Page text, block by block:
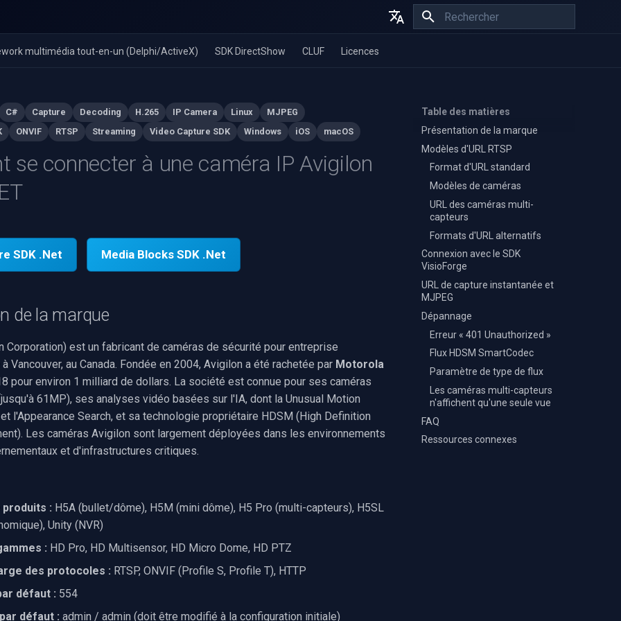
English
multimédia tout-en-un (Delphi/ActiveX) SDK DirectShow CLUF Licences
Table des matières
Présentation de la marque
Modèles d'URL RTSP
Format d'URL standard
Modèles de caméras
URL des caméras multi-
capteurs
Formats d'URL alternatifs
Connexion avec le SDK
VisioForge
URL de capture instantanée et
MJPEG
Dépannage
Erreur « 401 Unauthorized »
Flux HDSM SmartCodec
Paramètre de type de flux
Les caméras multi-capteurs
n'affichent qu'une seule vue
FAQ
Ressources connexes
C# Capture Decoding H.265 IP Camera Linux
MJPEG
ONVIF RTSP Streaming Video Capture SDK Windows iOS macOS
se connecter à une caméra IP Avigilon
SDK .Net Media Blocks SDK .Net
de la marque
Corporation) est un fabricant de caméras de sécurité pour entreprise
Vancouver, au Canada. Fondée en 2004, Avigilon a été rachetée par Motorola
pour environ 1 milliard de dollars. La société est connue pour ses caméras
61MP), ses analyses vidéo basées sur l'IA, dont la Unusual Motion
l'Appearance Search, et sa technologie propriétaire HDSM (High Definition
Les caméras Avigilon sont largement déployées dans les environnements
et d'infrastructures critiques.
produits : H5A (bullet/dôme), H5M (mini dôme), H5 Pro (multi-capteurs), H5SL
Unity (NVR)
: HD Pro, HD Multisensor, HD Micro Dome, HD PTZ
des protocoles : RTSP, ONVIF (Profile S, Profile T), HTTP
défaut : 554
défaut : admin / admin (doit être modifié à la configuration initiale)